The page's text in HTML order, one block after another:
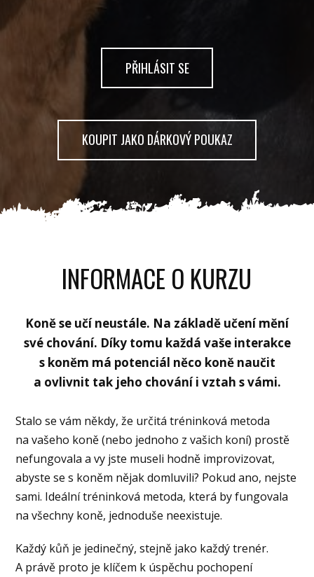
PŘIHLÁSIT SE
KOUPIT JAKO DÁRKOVÝ POUKAZ
INFORMACE O KURZU
Koně se učí neustále. Na základě učení mění
své chování. Díky tomu každá vaše interakce
s koněm má potenciál něco koně naučit
a ovlivnit tak jeho chování i vztah s vámi.
Stalo se vám někdy, že určitá tréninková metoda
na vašeho koně (nebo jednoho z vašich koní) prostě
nefungovala a vy jste museli hodně improvizovat,
abyste se s koněm nějak domluvili? Pokud ano, nejste
sami. Ideální tréninková metoda, která by fungovala
na všechny koně, jednoduše neexistuje.
Každý kůň je jedinečný, stejně jako každý trenér.
A právě proto je klíčem k úspěchu pochopení